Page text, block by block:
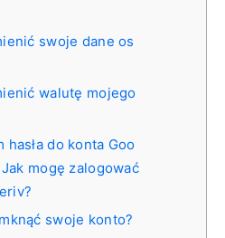
swoje dane os
walutę mojego
hasła do konta Goo
mogę zalogować
swoje konto?